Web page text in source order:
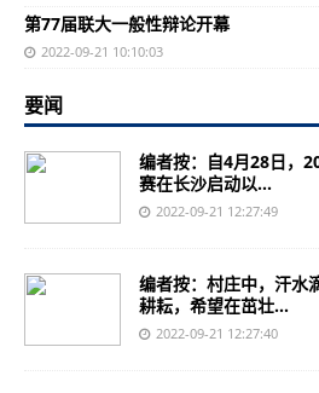
第77届联大一般性辩论开幕
2022-09-21 10:10:03
要闻
编者按：自4月28日，
赛在长沙启动以...
2022-09-21 12:27:49
编者按：村庄中，汗水
耕耘，希望在茁壮...
2022-09-21 12:27:40